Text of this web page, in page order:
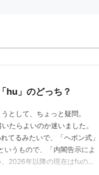
hu」のどっち？
として、ちょっと疑問。
たらよいのか迷いました。
てるみたいで、「ヘボン式」
いうもので、「内閣告示によ
2026年以降の現在はfuのヘ